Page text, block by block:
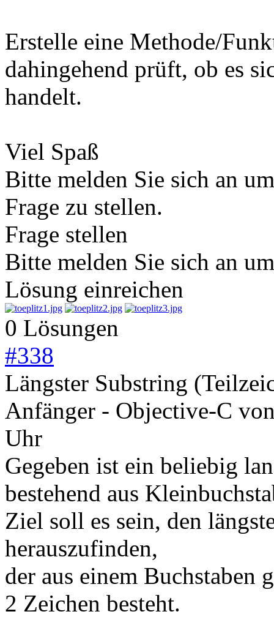
Erstelle eine Methode/
dahingehend prüft, ob es
handelt.
Viel Spaß
Bitte melden Sie sich an
Frage zu stellen.
Frage stellen
Bitte melden Sie sich an
Lösung einreichen
0 Lösungen
#338
Längster Substring
Anfänger - Objective-C
Uhr
Gegeben ist ein beliebig
bestehend aus
Ziel soll es sein, den
herauszufinden,
der aus einem Buchstaben
2 Zeichen besteht.